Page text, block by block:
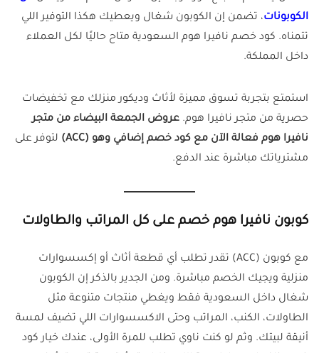
الكوبونات، تضمن إن الكوبون شغال ويعطيك هكذا التوفير اللي
تتمناه. كود خصم نافيرا هوم السعودية متاح حاليًا لكل العملاء
داخل المملكة.
استمتع بتجربة تسوق مميزة لأثاث وديكور منزلك مع تخفيضات
حصرية من متجر نافيرا هوم. عروض الجمعة البيضاء من متجر
نافيرا هوم فعالة الآن مع كود خصم إضافي وهو (ACC)
لتوفر على
مشترياتك مباشرة عند الدفع.
كوبون نافيرا هوم خصم على كل المراتب والطاولات
مع كوبون (ACC) تقدر تطلب أي قطعة أثاث أو إكسسوارات
منزلية ويجيك الخصم مباشرة. ومن الجدير بالذكر إن الكوبون
شغال داخل السعودية فقط ويغطي منتجات متنوعة مثل
الطاولات، الكنب، المراتب وحتى الاكسسوارات اللي تضيف لمسة
أنيقة لبيتك. وثم لو كنت ناوي تطلب للمرة الأولى، عندك خيار كود